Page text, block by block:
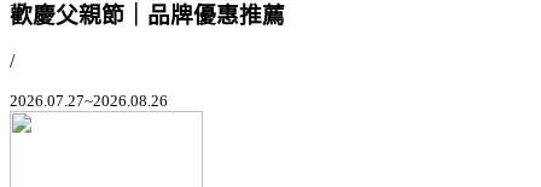
歡慶父親節｜品牌優惠推薦
/
2026.07.27~2026.08.26